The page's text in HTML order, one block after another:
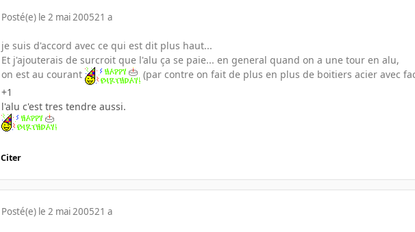
Posté(e) le 2 mai 200521 a
je suis d'accord avec ce qui est dit plus haut...
Et j'ajouterais de surcroit que l'alu ça se paie... en general quand on a une tour en alu,
on est au courant
(par contre on fait de plus en plus de boitiers acier avec
+1
l'alu c'est tres tendre aussi.
Citer
Posté(e) le 2 mai 200521 a